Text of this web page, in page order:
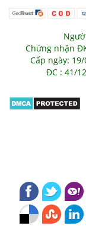
Chứng nhận
Cấp ngày:
ĐC : 41/